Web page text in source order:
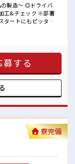
の製造～ ◎ドライバ
工&チェック ※部署
どは備え付け！ 赴任
んだ上で、 派遣先
てスキルUPを目指し
い職場！ 空調完備で
社員食堂・ロッカー
募する
寮完備